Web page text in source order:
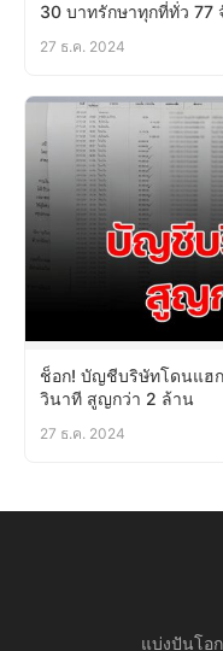
30 บาทรักษาทุกที่ทั่ว 77
27 ธ.ค. 2024
ช็อก! บัญชีบริษัทโดนแฮ
วินาที สูญกว่า 2 ล้าน
27 ธ.ค. 2024
แบ่งปันโอ